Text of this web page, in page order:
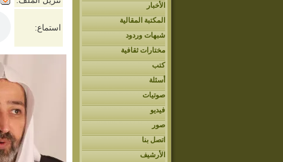
الأخبار
المكتبة المقالية
شبهات وردود
مختارات ثقافية
كتب
أسئلة
صوتيات
فيديو
صور
اتصل بنا
الأرشيف
استماع: